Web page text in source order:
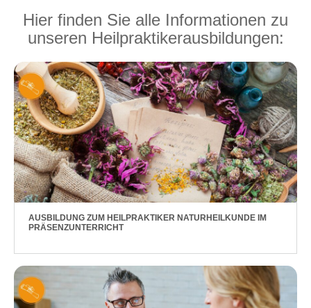
Hier finden Sie alle Informationen zu
unseren Heilpraktikerausbildungen:
AUSBILDUNG ZUM HEILPRAKTIKER NATURHEILKUNDE IM
PRÄSENZUNTERRICHT